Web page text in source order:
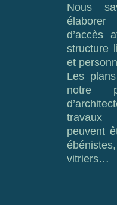
Nous
d’accès
structure
et
Les
notre
travaux
peuvent
vitriers…